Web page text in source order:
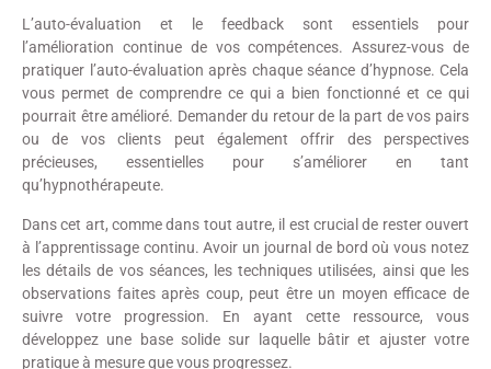
L’auto-évaluation et le feedback sont essentiels pour
l’amélioration continue de vos compétences. Assurez-vous de
pratiquer l’auto-évaluation après chaque séance d’hypnose. Cela
vous permet de comprendre ce qui a bien fonctionné et ce qui
pourrait être amélioré. Demander du retour de la part de vos pairs
ou de vos clients peut également offrir des perspectives
précieuses, essentielles pour s’améliorer en tant
qu’hypnothérapeute.
Dans cet art, comme dans tout autre, il est crucial de rester ouvert
à l’apprentissage continu. Avoir un journal de bord où vous notez
les détails de vos séances, les techniques utilisées, ainsi que les
observations faites après coup, peut être un moyen efficace de
suivre votre progression. En ayant cette ressource, vous
développez une base solide sur laquelle bâtir et ajuster votre
pratique à mesure que vous progressez.